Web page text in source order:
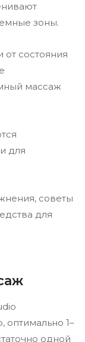
зоны.
от состояния
массаж
для
советы
для
оптимально 1–
одной